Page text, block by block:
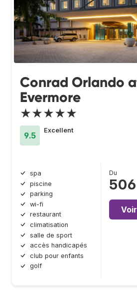
Conrad Orlando
Evermore
★★★★★
9.5
Excellent
spa
piscine
parking
wi-fi
restaurant
climatisation
salle de sport
accès handicapés
club pour enfants
golf
Du